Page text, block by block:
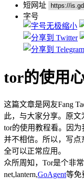
短网址
字号
tor的使用
这篇文章是网友Fang
此，与大家分享。原
tor的使用教程看。因
并不相信。所以，写
全可以正常应用。
众所周知，Tor是个非
net,lantern,GoAgent等免